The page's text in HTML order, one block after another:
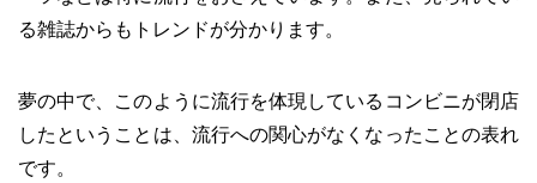
る雑誌からもトレンドが分かります。
夢の中で、このように流行を体現しているコンビニが閉店
したということは、流行への関心がなくなったことの表れ
です。